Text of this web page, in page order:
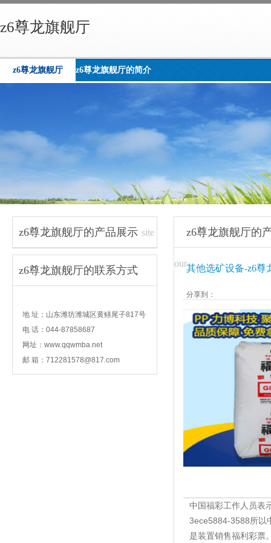
z6尊龙旗舰厅
z6尊龙旗舰厅 z6尊龙旗舰厅的简介
z6尊龙旗舰厅的产品展示 site
navigation
z6尊龙旗舰厅的联系方式
地 址：山东潍坊潍城区黄鳝尾子817号
电 话：044-87858687
网址：www.qqwmba.net
邮 箱： 712281578@817.com
z6尊龙旗舰厅的
our其他选矿设备-z6尊
分享到：
中国福彩工作人员表
3ece5884-3588所以
是装置销售福利彩票